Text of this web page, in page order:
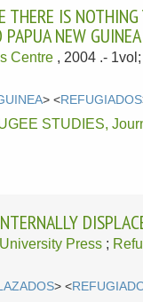
THERE IS
PAPUA NEW
Centre , 2004 .-
> <REFUGIADOS
STUDIES,
Press ;
> <